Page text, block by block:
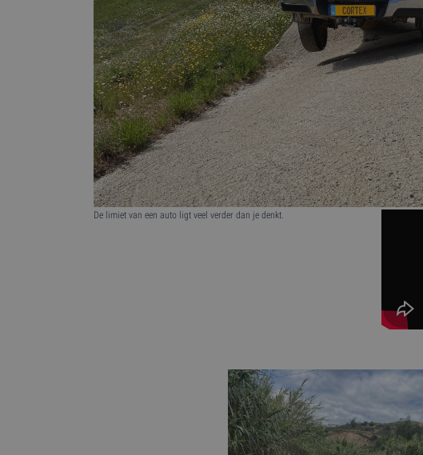
De limiet van een auto ligt veel verder dan je denkt.